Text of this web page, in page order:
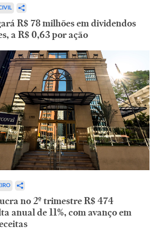
R$ 78 milhões em dividendos
a R$ 0,63 por ação
no 2º trimestre R$ 474
anual de 11%, com avanço em